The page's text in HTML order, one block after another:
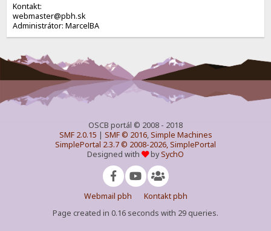
Kontakt:
webmaster@pbh.sk
Administrátor: MarcelBA
OSCB portál © 2008 - 2018
SMF 2.0.15 | SMF © 2016, Simple Machines
SimplePortal 2.3.7 © 2008-2026, SimplePortal
Designed with
bySychO
Webmail pbh
Kontakt pbh
Page created in 0.16 seconds with 29 queries.